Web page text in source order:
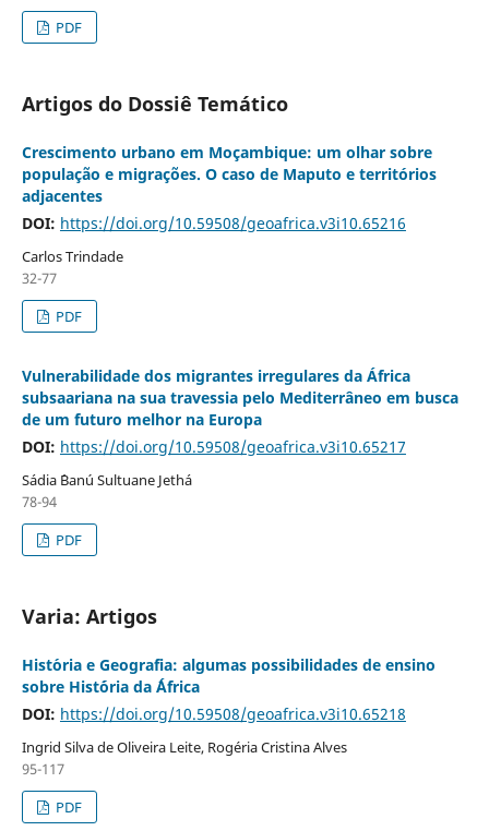
PDF
Artigos do Dossiê Temático
Crescimento urbano em Moçambique: um olhar sobre
população e migrações. O caso de Maputo e territórios
adjacentes
DOI: https://doi.org/10.59508/geoafrica.v3i10.65216
Carlos Trindade
32-77
PDF
Vulnerabilidade dos migrantes irregulares da África
subsaariana na sua travessia pelo Mediterrâneo em busca
de um futuro melhor na Europa
DOI: https://doi.org/10.59508/geoafrica.v3i10.65217
Sádia ´Banú Sultuane Jethá
78-94
PDF
Varia: Artigos
Hist´oria e Geografia: algumas possibilidades de ensino
sobre Hist´ória da ´África
DOI: https://doi.org/10.59508/geoafrica.v3i10.65218
Ingrid Silva de Oliveira Leite, Rogéria Cristina Alves
95-117
PDF